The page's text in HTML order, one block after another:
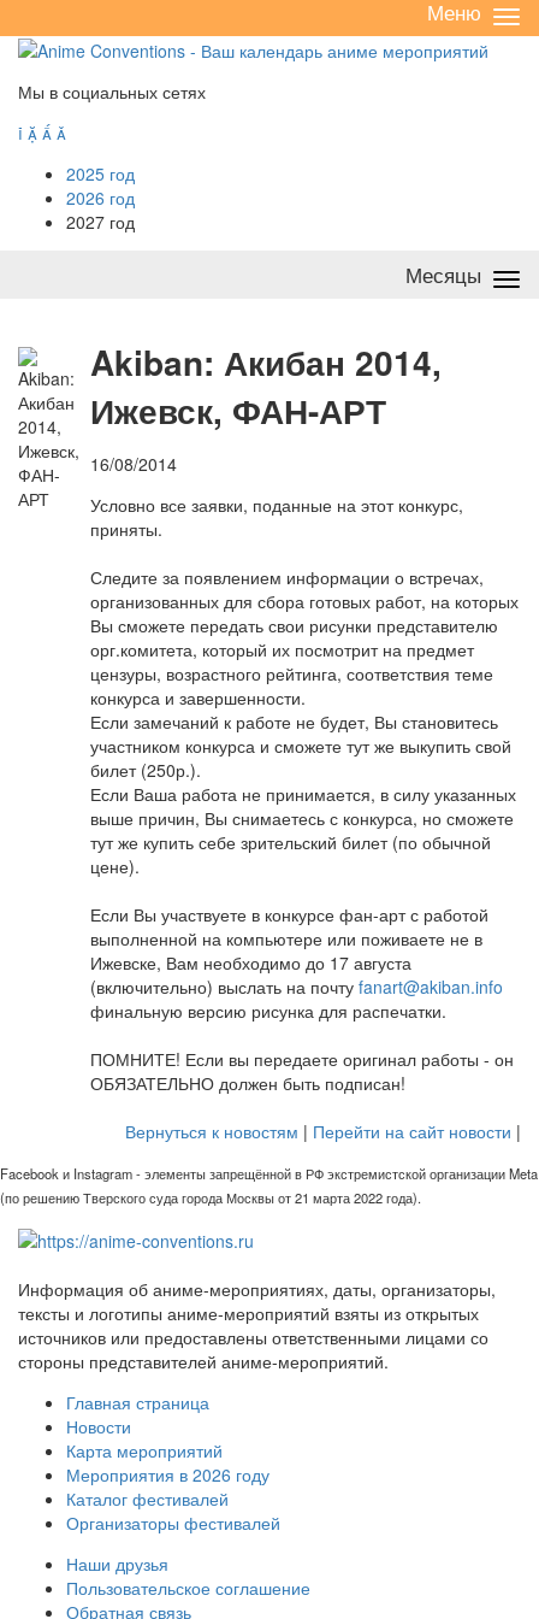
/
Меню
Мы в социальных сетях
   
2025 год
2026 год
2027 год
Месяцы
Akiban: Акибан 2014,
Ижевск, ФАН-АРТ
16/08/2014
Условно все заявки, поданные на этот конкурс,
приняты.
Следите за появлением информации о встречах,
организованных для сбора готовых работ, на которых
Вы сможете передать свои рисунки представителю
орг.комитета, который их посмотрит на предмет
цензуры, возрастного рейтинга, соответствия теме
конкурса и завершенности.
Если замечаний к работе не будет, Вы становитесь
участником конкурса и сможете тут же выкупить свой
билет (250р.).
Если Ваша работа не принимается, в силу указанных
выше причин, Вы снимаетесь с конкурса, но сможете
тут же купить себе зрительский билет (по обычной
цене).
Если Вы участвуете в конкурсе фан-арт с работой
выполненной на компьютере или поживаете не в
Ижевске, Вам необходимо до 17 августа
(включительно) выслать на почту fanart@akiban.info
финальную версию рисунка для распечатки.
ПОМНИТЕ! Если вы передаете оригинал работы - он
ОБЯЗАТЕЛЬНО должен быть подписан!
Вернуться к новостям | Перейти на сайт новости |
Facebook и Instagram - элементы запрещённой в РФ экстремистской организации Meta
(по решению Тверского суда города Москвы от 21 марта 2022 года).
Информация об аниме-мероприятиях, даты, организаторы,
тексты и логотипы аниме-мероприятий взяты из открытых
источников или предоставлены ответственными лицами со
стороны представителей аниме-мероприятий.
Главная страница
Новости
Карта мероприятий
Мероприятия в 2026 году
Каталог фестивалей
Организаторы фестивалей
Наши друзья
Пользовательское соглашение
Обратная связь